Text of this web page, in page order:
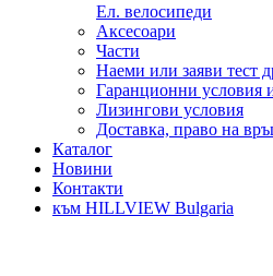
Ел. велосипеди
Аксесоари
Части
Наеми или заяви тест
Гаранционни условия
Лизингови условия
Доставка, право на
Каталог
Новини
Контакти
към HILLVIEW Bulgaria